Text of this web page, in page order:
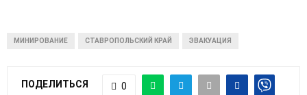
МИНИРОВАНИЕ СТАВРОПОЛЬСКИЙ КРАЙ ЭВАКУАЦИЯ
ПОДЕЛИТЬСЯ 0